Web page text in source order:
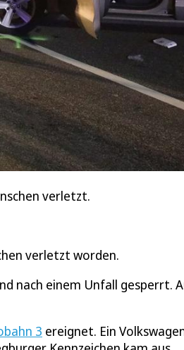
verletzt.
verletzt worden.
nach einem Unfall gesperrt.
3 ereignet. Ein